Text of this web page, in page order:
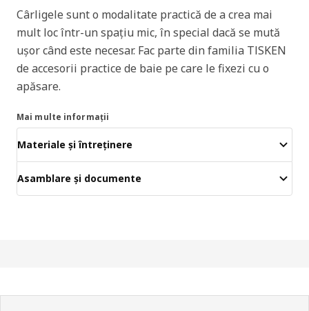
Cârligele sunt o modalitate practică de a crea mai
mult loc într-un spațiu mic, în special dacă se mută
ușor când este necesar. Fac parte din familia TISKEN
de accesorii practice de baie pe care le fixezi cu o
apăsare.
Mai multe informații
Materiale și întreținere
Asamblare și documente